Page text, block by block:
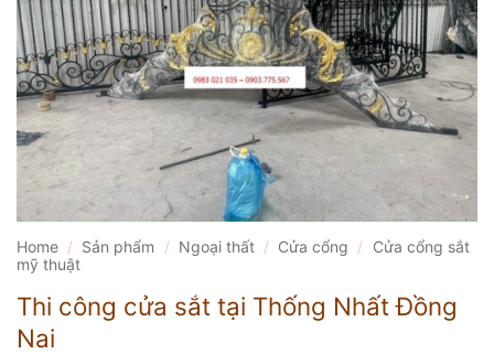
Home / Sản phẩm / Ngoại thất / Cửa cổng /
Cửa cổng sắt
mỹ thuật
Thi công cửa sắt tại Thống Nhất Đồng
Nai